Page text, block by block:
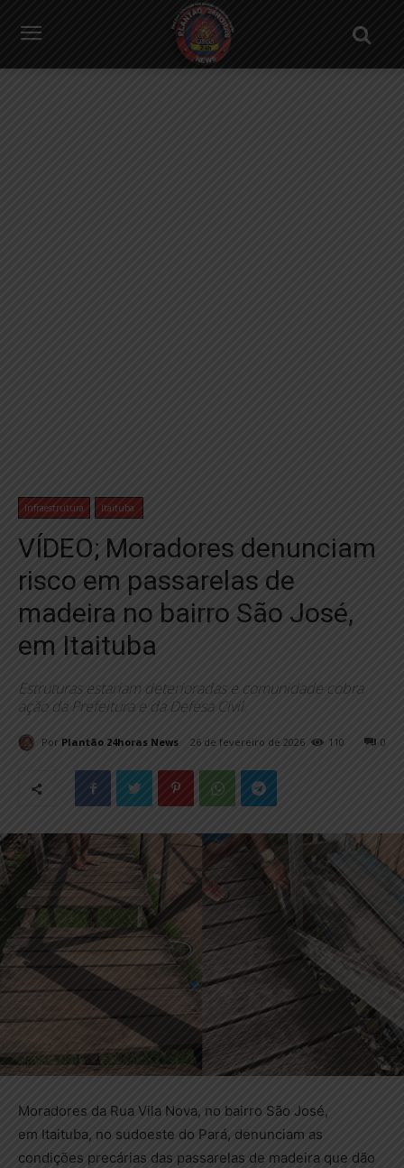
Infraestrutura Itaituba
VÍDEO; Moradores denunciam
risco em passarelas de
madeira no bairro São José,
em Itaituba
Estruturas estariam deterioradas e comunidade cobra
ação da Prefeitura e da Defesa Civil.
Por Plantão 24horas News 26 de fevereiro de 2026 0
110
Moradores da Rua Vila Nova, no bairro São José,
em Itaituba, no sudoeste do Pará, denunciam as
condições precárias das passarelas de madeira que dão